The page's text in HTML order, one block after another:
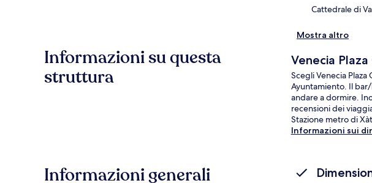
Cattedrale di
Mostra altro
Informazioni su questa
struttura
Venecia
Scegli Venecia
Ayuntamiento. Il
andare a dormire.
recensioni dei
Stazione metro di
Informazioni sui
Informazioni generali